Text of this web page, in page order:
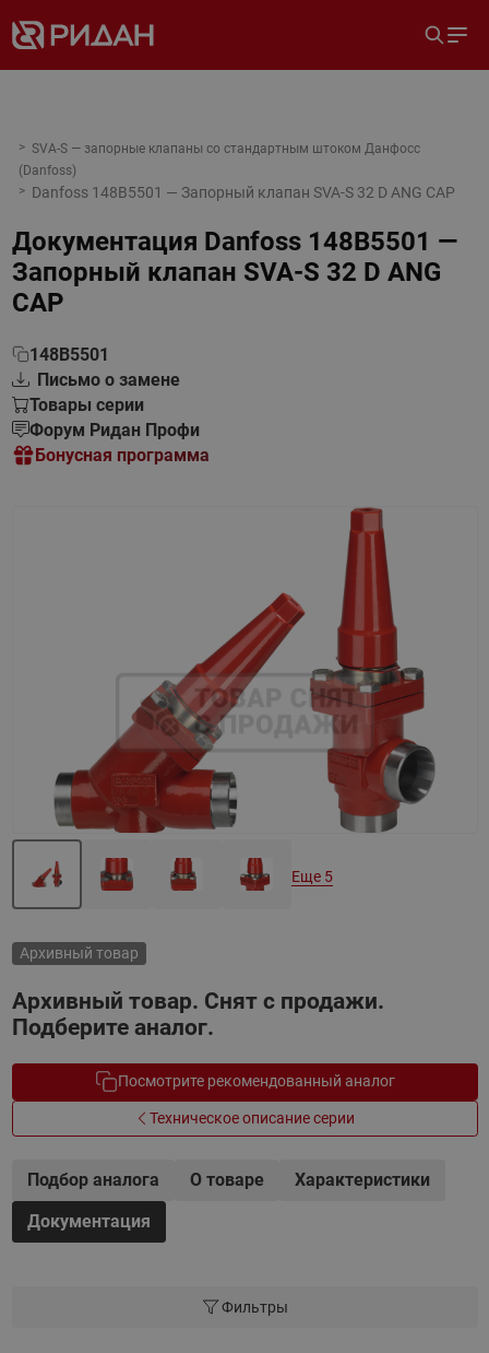
SVA-S — запорные клапаны со стандартным штоком Данфосс
(Danfoss)
Danfoss 148B5501 — Запорный клапан SVA-S 32 D ANG CAP
Документация Danfoss 148B5501 —
Запорный клапан SVA-S 32 D ANG
CAP
148B5501
Письмо о замене
Товары серии
Форум Ридан Профи
Бонусная программа
Архивный товар
Архивный товар. Снят с продажи.
Подберите аналог.
Посмотрите рекомендованный аналог
Техническое описание серии
Еще 5
Подбор аналога О товаре
Характеристики
Документация
Фильтры